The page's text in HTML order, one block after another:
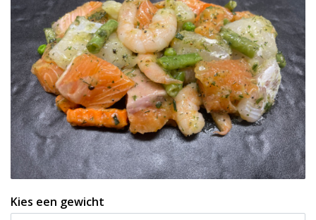
Kies een gewicht